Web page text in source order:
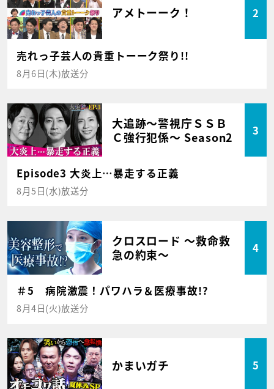
アメトーーク！ 2
売れっ子芸人の貴重トーーク祭り!!
8月6日(木)放送分
大追跡～警視庁ＳＳＢ
Ｃ強行犯係～ Season2
3
Episode3 大炎上…暴走する正義
8月5日(水)放送分
クロスロード ～救命救
急の約束～
4
＃5 病院激震！パワハラ＆医療事故!?
8月4日(火)放送分
かまいガチ 5